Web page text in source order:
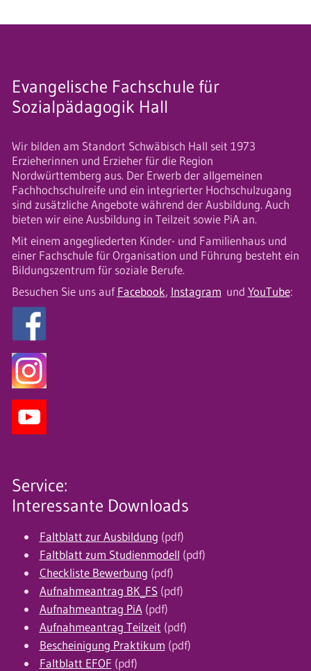
Evangelische Fachschule für
Sozialpädagogik Hall
Wir bilden am Standort Schwäbisch Hall seit 1973
Erzieherinnen und Erzieher für die Region
Nordwürttemberg aus. Der Erwerb der allgemeinen
Fachhochschulreife und ein integrierter Hochschulzugang
sind zusätzliche Angebote während der Ausbildung. Auch
bieten wir eine Ausbildung in Teilzeit sowie PiA an.
Mit einem angegliederten Kinder- und Familienhaus und
einer Fachschule für Organisation und Führung besteht ein
Bildungszentrum für soziale Berufe.
Besuchen Sie uns auf Facebook, Instagram und YouTube:
Service:
Interessante Downloads
Faltblatt zur Ausbildung (pdf)
Faltblatt zum Studienmodell (pdf)
Checkliste Bewerbung (pdf)
Aufnahmeantrag BK_FS(pdf)
Aufnahmeantrag PiA(pdf)
Aufnahmeantrag Teilzeit (pdf)
Bescheinigung Praktikum (pdf)
Faltblatt EFOF (pdf)